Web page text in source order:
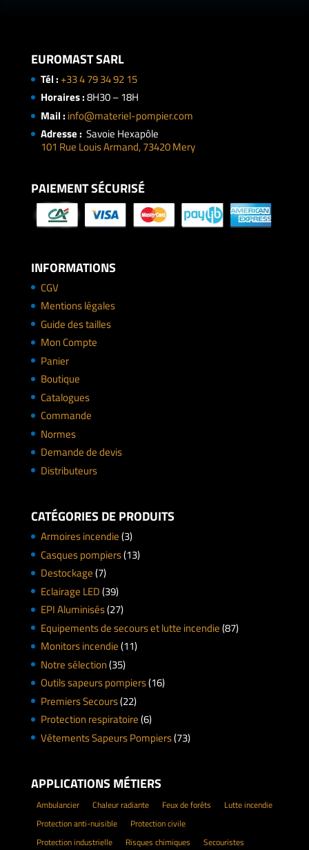
EUROMAST SARL
Tél :+33 4 79 34 92 15
Horaires :8H30 – 18H
Mail : info@materiel-pompier.com
Adresse : Savoie Hexapôle
101 Rue Louis Armand, 73420 Mery
PAIEMENT SÉCURISÉ
INFORMATIONS
CGV
Mentions légales
Guide des tailles
Mon Compte
Panier
Boutique
Catalogues
Commande
Normes
Demande de devis
Distributeurs
CATÉGORIES DE PRODUITS
Armoires incendie(3)
Casques pompiers(13)
Destockage(7)
Eclairage LED(39)
EPI Aluminisés(27)
Equipements de secours et lutte incendie(87)
Monitors incendie(11)
Notre sélection(35)
Outils sapeurs pompiers(16)
Premiers Secours(22)
Protection respiratoire(6)
Vêtements Sapeurs Pompiers(73)
APPLICATIONS MÉTIERS
Ambulancier Chaleur radiante Feux de forêts
Lutte incendie
Protection anti-nuisible
Protection civile
Protection industrielle
Risques chimiques Secouristes